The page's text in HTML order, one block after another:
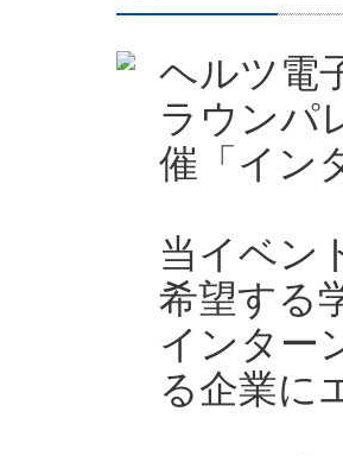
ヘルツ電
ラウンパ
催「イン
当イベン
希望する
インター
る企業に